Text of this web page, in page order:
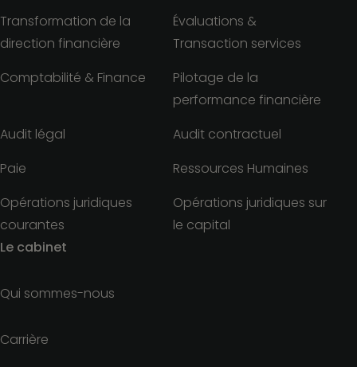
Transformation de la
direction financière
Évaluations &
Transaction services
Comptabilité & Finance
Pilotage de la
performance financière
Audit légal
Audit contractuel
Paie
Ressources Humaines
Opérations juridiques
courantes
Opérations juridiques sur
le capital
Le cabinet
Qui sommes-nous
Carrière